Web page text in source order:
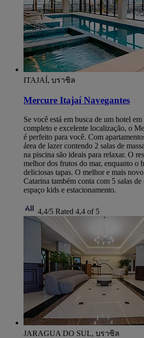
ITAJAÍ, บราซิล
Mercure Itajaí Navegantes
Se você está em busca de um hotel
completo e excelente localização, o
é perfeito para você. Com
área de lazer contendo 2 salas de
na piscina são ideais para relaxar. O
melhor dos frutos do mar, enquanto o
deliciosas tapas. O melhor e mais
Catarina também conta com 5 salas
espaço kids e estacionamento.
4,4/5 Rated 4,4 of 5
JARAGUA DO SUL, บราซิล